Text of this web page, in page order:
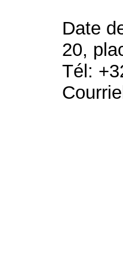
Date
20,
Tél: